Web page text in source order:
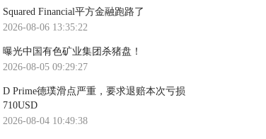
Squared Financial平方金融跑路了
2026-08-06 13:35:22
曝光中国有色矿业集团杀猪盘！
2026-08-05 09:29:27
D Prime德璞滑点严重，要求退赔本次亏损
710USD
2026-08-04 10:49:38